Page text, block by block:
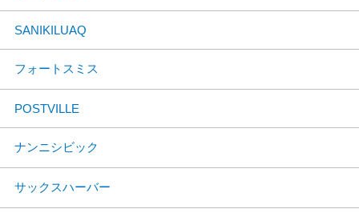
SANIKILUAQ
フォートスミス
POSTVILLE
ナンニシビック
サックスハーバー